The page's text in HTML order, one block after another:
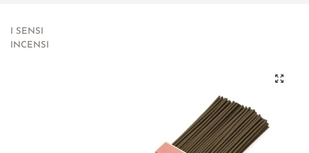
I SENSI
INCENSI